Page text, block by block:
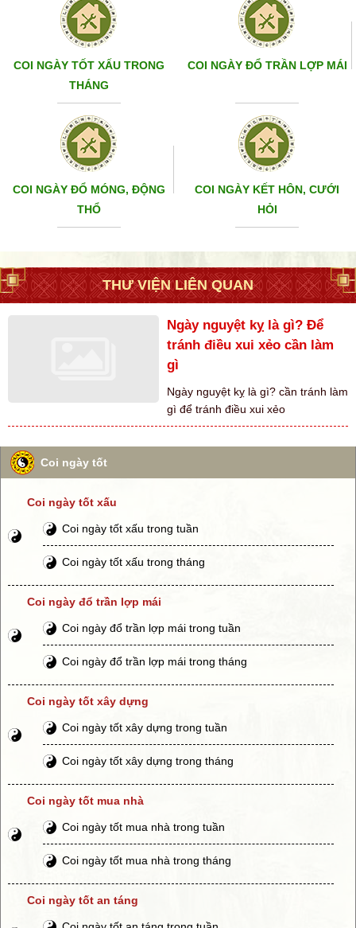
COI NGÀY TỐT XẤU TRONG
THÁNG
COI NGÀY ĐỔ TRẦN LỢP MÁI
COI NGÀY ĐỔ MÓNG, ĐỘNG
THỔ
COI NGÀY KẾT HÔN, CƯỚI
HỎI
THƯ VIỆN LIÊN QUAN
Ngày nguyệt kỵ là gì? Để
tránh điều xui xẻo cần làm
gì
Ngày nguyệt kỵ là gì? cần tránh làm
gì để tránh điều xui xẻo
Coi ngày tốt
Coi ngày tốt xấu
Coi ngày tốt xấu trong tuần
Coi ngày tốt xấu trong tháng
Coi ngày đổ trần lợp mái
Coi ngày đổ trần lợp mái trong tuần
Coi ngày đổ trần lợp mái trong tháng
Coi ngày tốt xây dựng
Coi ngày tốt xây dựng trong tuần
Coi ngày tốt xây dựng trong tháng
Coi ngày tốt mua nhà
Coi ngày tốt mua nhà trong tuần
Coi ngày tốt mua nhà trong tháng
Coi ngày tốt an táng